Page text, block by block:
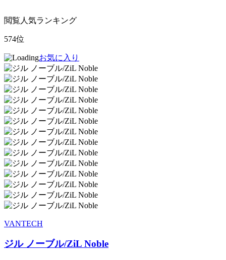
閲覧人気ランキング
574位
お気に入り
VANTECH
ジル ノーブル/ZiL Noble